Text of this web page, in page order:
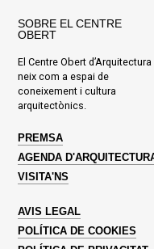
SOBRE EL CENTRE
OBERT
El Centre Obert d’Arquitectura
neix com a espai de
coneixement i cultura
arquitectònics.
PREMSA
AGENDA
VISITA'NS
AVIS LEGAL
POLÍTICA DE COOKIES